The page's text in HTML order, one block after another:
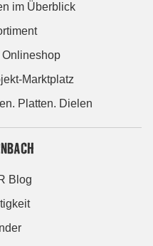
im Überblick
Onlineshop
Marktplatz
Platten. Dielen
Blog